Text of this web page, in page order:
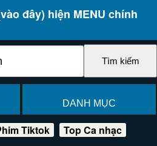
đây) hiện MENU chính
DANH MỤC
Tiktok Top Ca nhạc